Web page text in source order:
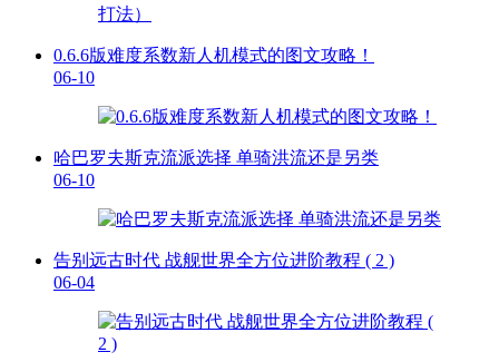
0.6.6版难度系数新人机模式的图文攻略！
06-10
哈巴罗夫斯克流派选择 单骑洪流还是另类
06-10
告别远古时代 战舰世界全方位进阶教程 ( 2 )
06-04